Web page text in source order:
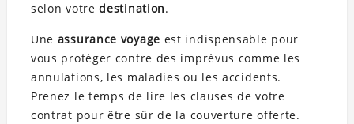
selon votredestination.
Une assurance voyage est indispensable pour
vous protéger contre des imprévus comme les
annulations, les maladies ou les accidents.
Prenez le temps de lire les clauses de votre
contrat pour être sûr de la couverture offerte.